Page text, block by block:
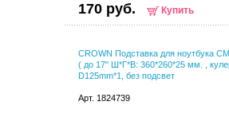
170 руб. Купить
CROWN Подставка для ноутбука
( до 17" Ш*Г*В: 360*260*25 мм. ,
D125mm*1, без подсвет
Арт. 1824739